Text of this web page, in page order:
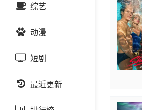
喜剧片
爱情片
科幻片
恐怖片
国产剧
港台剧
日韩剧
欧美剧
综艺
大陆综艺
日韩综艺
港台综艺
动漫
国产动漫
日韩动漫
短剧
最近更新